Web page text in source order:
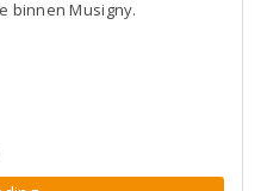
binnen Musigny.